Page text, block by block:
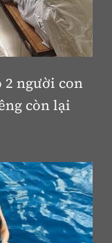
2 người con
còn lại